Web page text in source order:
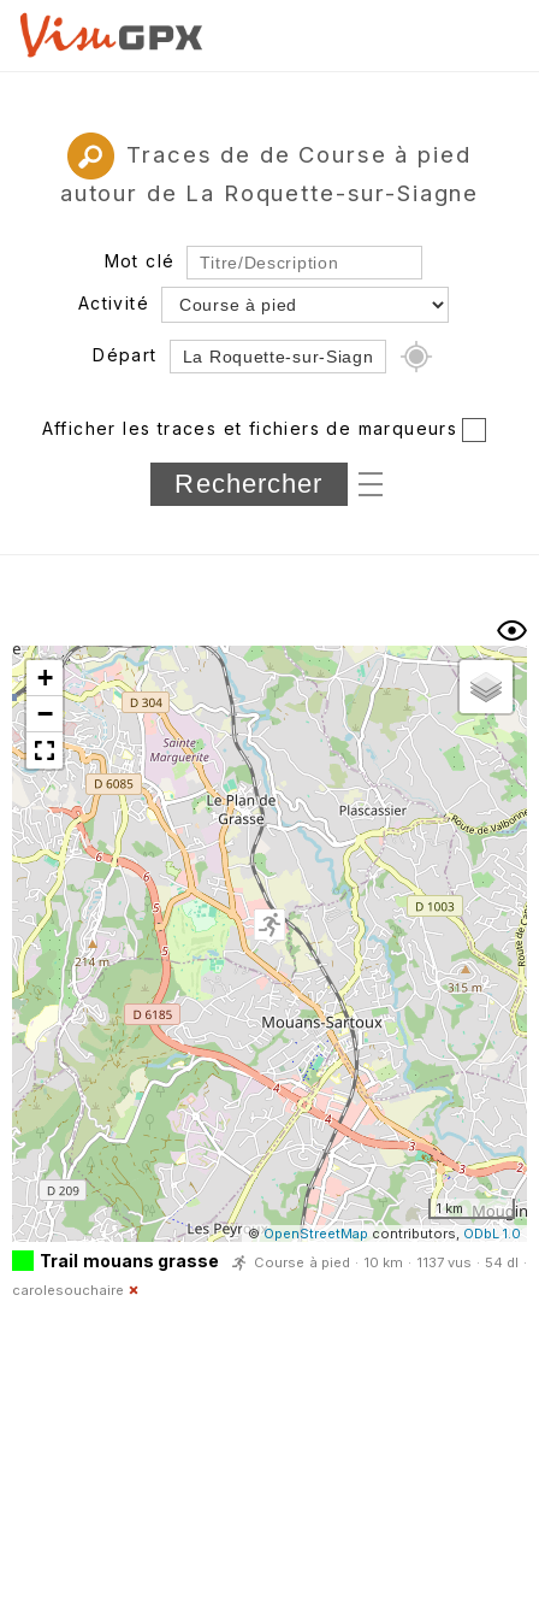
Traces de de Course à pied
autour de La Roquette-sur-Siagne
Mot clé
Activité
Départ
Département
Longueur min/max
Trier par
Horodatage Photos
Afficher les traces et fichiers de marqueurs
+
−
1 km
©OpenStreetMap contributors, ODbL 1.0
Trail mouans grasse
Course à pied · 10 km · 1137 vus · 54 dl ·
carolesouchaire